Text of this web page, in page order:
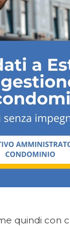
quindi con